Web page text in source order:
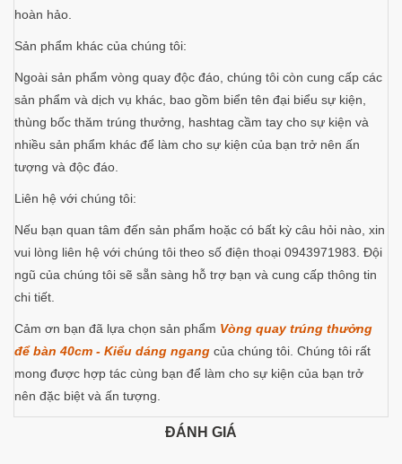
hoàn hảo.
Sản phẩm khác của chúng tôi:
Ngoài sản phẩm vòng quay độc đáo, chúng tôi còn cung cấp các
sản phẩm và dịch vụ khác, bao gồm biển tên đại biểu sự kiện,
thùng bốc thăm trúng thưởng, hashtag cầm tay cho sự kiện và
nhiều sản phẩm khác để làm cho sự kiện của bạn trở nên ấn
tượng và độc đáo.
Liên hệ với chúng tôi:
Nếu bạn quan tâm đến sản phẩm hoặc có bất kỳ câu hỏi nào, xin
vui lòng liên hệ với chúng tôi theo số điện thoại 0943971983. Đội
ngũ của chúng tôi sẽ sẵn sàng hỗ trợ bạn và cung cấp thông tin
chi tiết.
Cảm ơn bạn đã lựa chọn sản phẩm Vòng quay trúng thưởng
để bàn 40cm - Kiểu dáng ngang của chúng tôi. Chúng tôi rất
mong được hợp tác cùng bạn để làm cho sự kiện của bạn trở
nên đặc biệt và ấn tượng.
ĐÁNH GIÁ